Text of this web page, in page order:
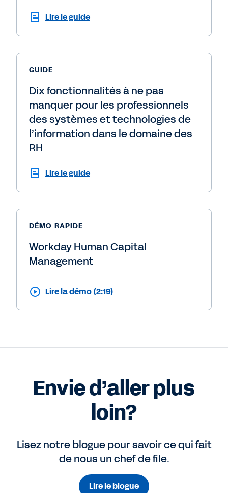
Lire le guide
GUIDE
Dix fonctionnalités à ne pas
manquer pour les professionnels
des systèmes et technologies de
l’information dans le domaine des
RH
Lire le guide
DÉMO RAPIDE
Workday Human Capital
Management
Lire la démo (2:19)
Envie d’aller plus
loin?
Lisez notre blogue pour savoir ce qui fait
de nous un chef de file.
Lire le blogue